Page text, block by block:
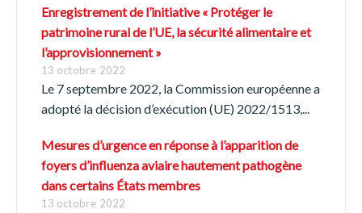
Enregistrement de l’initiative « Protéger le
patrimoine rural de l’UE, la sécurité alimentaire et
l’approvisionnement »
13 octobre 2022
Le 7 septembre 2022, la Commission européenne a
adopté la décision d’exécution (UE) 2022/1513,...
Mesures d’urgence en réponse à l’apparition de
foyers d’influenza aviaire hautement pathogène
dans certains États membres
13 octobre 2022